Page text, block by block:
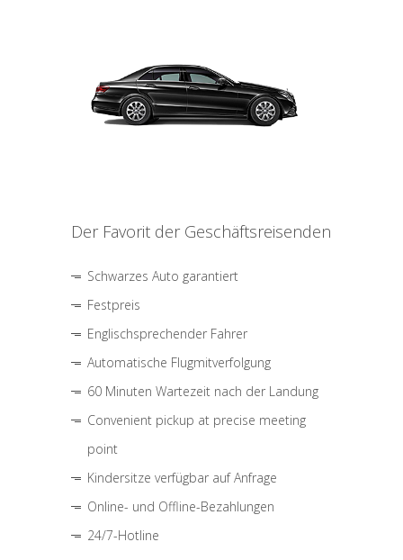
Der Favorit der Geschäftsreisenden
Schwarzes Auto garantiert
Festpreis
Englischsprechender Fahrer
Automatische Flugmitverfolgung
60 Minuten Wartezeit nach der Landung
Convenient pickup at precise meeting
point
Kindersitze verfügbar auf Anfrage
Online- und Offline-Bezahlungen
24/7-Hotline